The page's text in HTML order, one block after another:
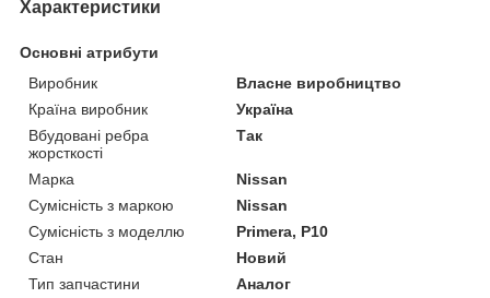
Характеристики
Основні атрибути
Виробник
Власне виробництво
Країна виробник
Україна
Вбудовані ребра
жорсткості
Так
Марка
Nissan
Сумісність з маркою
Nissan
Сумісність з моделлю
Primera, P10
Стан
Новий
Тип запчастини
Аналог